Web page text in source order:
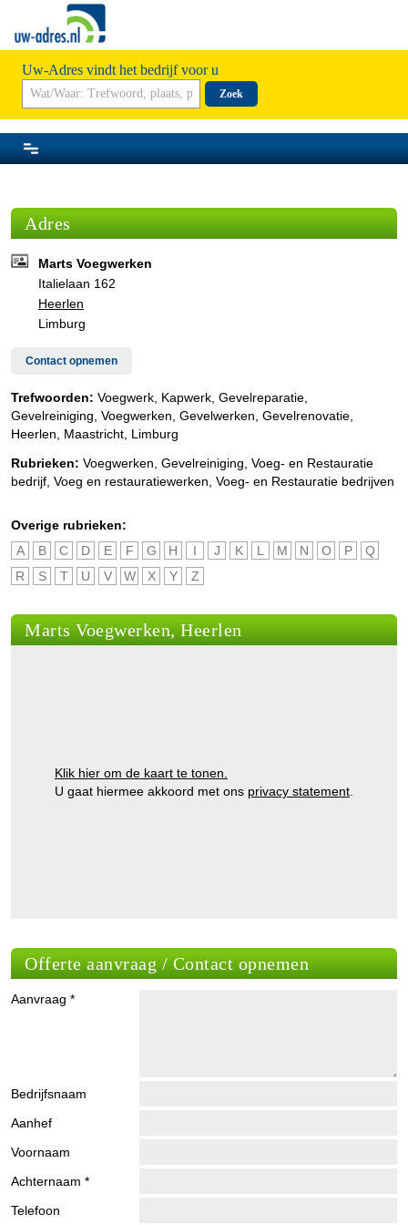
Uw-Adres vindt het bedrijf voor u
Zoek
Adres
Marts Voegwerken
Italielaan 162
Heerlen
Limburg
Contact opnemen
Trefwoorden: Voegwerk, Kapwerk, Gevelreparatie,
Gevelreiniging, Voegwerken, Gevelwerken, Gevelrenovatie,
Heerlen, Maastricht, Limburg
Rubrieken: Voegwerken Gevelreiniging Voeg- en Restauratie
bedrijf Voeg en restauratiewerken Voeg- en Restauratie bedrijven
Overige rubrieken:
A
B C D E F G H I J K L M N O P
Q
R
S T U V W X Y Z
Marts Voegwerken, Heerlen
Klik hier om de kaart te tonen.
U gaat hiermee akkoord met ons privacy statement
Offerte aanvraag / Contact opnemen
Aanvraag *
Bedrijfsnaam
Aanhef
Voornaam
Achternaam *
Telefoon